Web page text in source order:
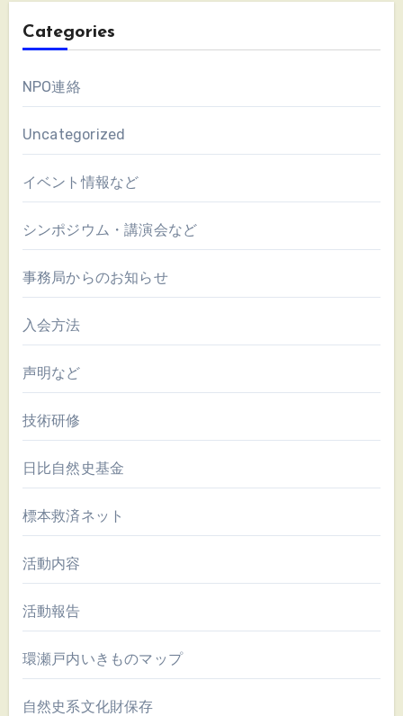
Categories
NPO連絡
Uncategorized
イベント情報など
シンポジウム・講演会など
事務局からのお知らせ
入会方法
声明など
技術研修
日比自然史基金
標本救済ネット
活動内容
活動報告
環瀬戸内いきものマップ
自然史系文化財保存